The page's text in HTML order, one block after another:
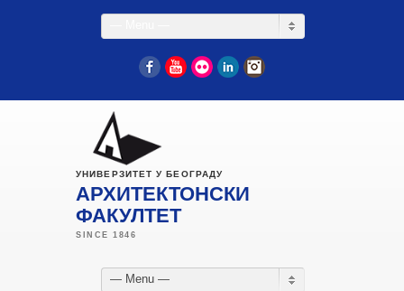
FacebookYouTube
Flickr LinkedIn
УНИВЕРЗИТЕТ У БЕОГРАДУ
АРХИТЕКТОНСКИ
ФАКУЛТЕТ
— Menu —